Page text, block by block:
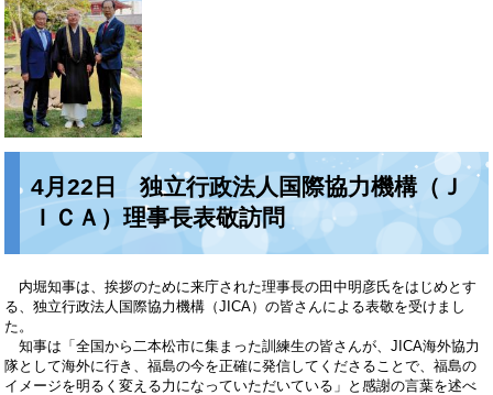
4月22日 独立行政法人国際協力機構（Ｊ
ＩＣＡ）理事長表敬訪問
内堀知事は、挨拶のために来庁された理事長の田中明彦氏をはじめとす
る、独立行政法人国際協力機構（JICA）の皆さんによる表敬を受けまし
た。
知事は「全国から二本松市に集まった訓練生の皆さんが、JICA海外協力
隊として海外に行き、福島の今を正確に発信してくださることで、福島の
イメージを明るく変える力になっていただいている」と感謝の言葉を述べ